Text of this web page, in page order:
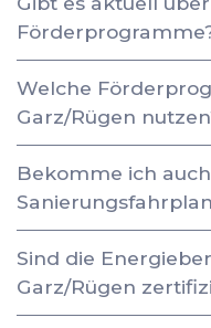
Welche
Garz/Rügen
Bekomme ich
Sind die
Garz/Rügen